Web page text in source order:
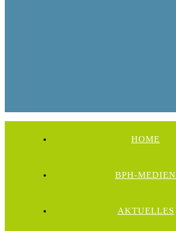
HOME
BPH-MEDIEN
AKTUELLES